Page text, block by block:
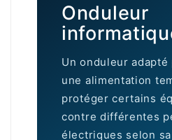
Onduleur
Un onduleur
une alimentation
protéger certains
contre différentes
électriques selon